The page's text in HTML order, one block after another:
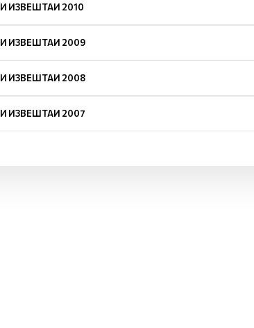
ИЗВЕШТАИ 2010
ИЗВЕШТАИ 2009
ИЗВЕШТАИ 2008
ИЗВЕШТАИ 2007